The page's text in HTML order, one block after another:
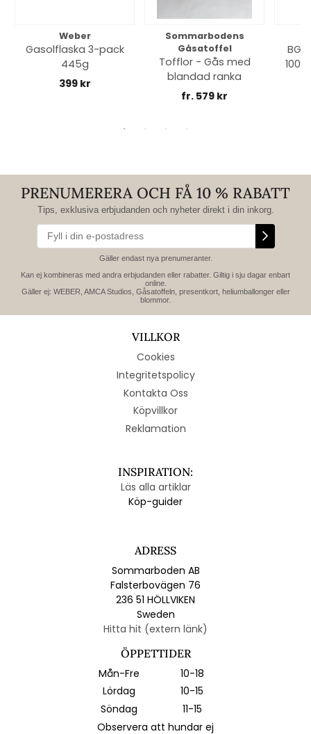
Weber
Gasolflaska 3-pack
445g
399 kr
Sommarbodens
Gåsatoffel
Tofflor - Gås med
blandad ranka
fr. 579 kr
PRENUMERERA OCH FÅ 10 % RABATT
Tips, exklusiva erbjudanden och nyheter direkt i din inkorg.
Gäller endast nya prenumeranter.
Kan ej kombineras med andra erbjudanden eller rabatter. Giltig i sju dagar enbart
online.
Gäller ej: WEBER, AMCA Studios, Gåsatoffeln, presentkort, heliumballonger eller
blommor.
VILLKOR
Cookies
Integritetspolicy
Kontakta Oss
Köpvillkor
Reklamation
INSPIRATION:
Läs alla artiklar
Köp-guider
ADRESS
Sommarboden AB
Falsterbovägen 76
236 51 HÖLLVIKEN
Sweden
Hitta hit (extern länk)
ÖPPETTIDER
Mån-Fre
10-18
Lördag
10-15
Söndag
11-15
Observera att hundar ej